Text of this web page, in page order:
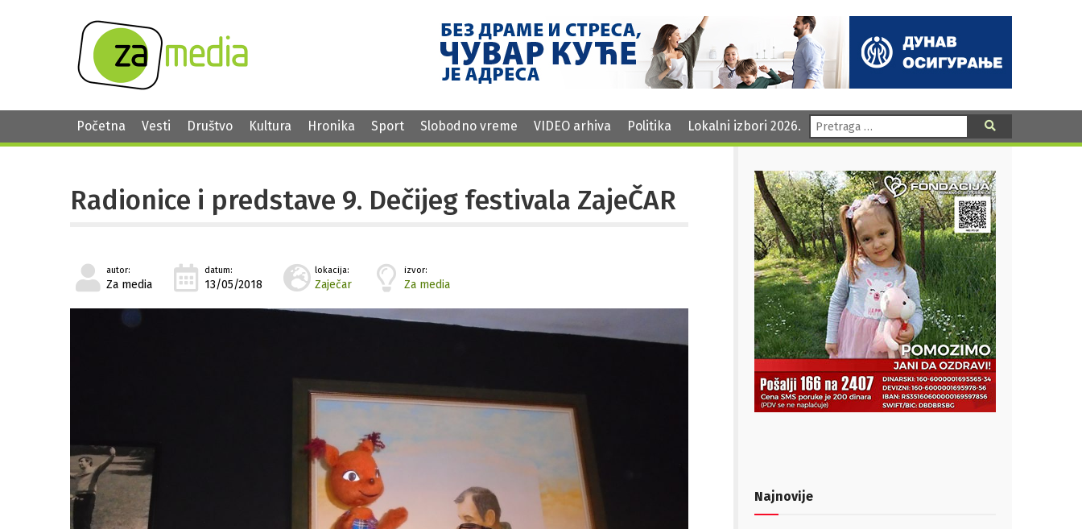
Početna Vesti Društvo Kultura Hronika Sport Slobodno vreme VIDEO arhiva Politika Lokalni izbori 2026. Pretraga:
Radionice i predstave 9. Dečijeg festivala ZajeČAR
autor:
Za media
datum:
13/05/2018
lokacija:
Zaječar
izvor:
Za media
Najnovije